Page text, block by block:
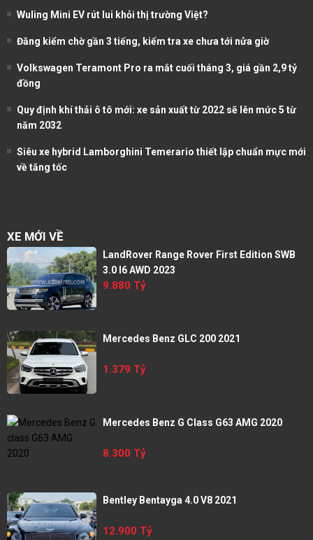
Wuling Mini EV rút lui khỏi thị trường Việt?
Đăng kiểm chờ gần 3 tiếng, kiểm tra xe chưa tới nửa giờ
Volkswagen Teramont Pro ra mắt cuối tháng 3, giá gần 2,9 tỷ
đồng
Quy định khí thải ô tô mới: xe sản xuất từ 2022 sẽ lên mức 5 từ
năm 2032
Siêu xe hybrid Lamborghini Temerario thiết lập chuẩn mực mới
về tăng tốc
XE MỚI VỀ
LandRover Range Rover First Edition SWB
3.0 I6 AWD 2023
9.880 Tỷ
Mercedes Benz GLC 200 2021
1.379 Tỷ
Mercedes Benz G Class G63 AMG 2020
8.300 Tỷ
Bentley Bentayga 4.0 V8 2021
12.900 Tỷ